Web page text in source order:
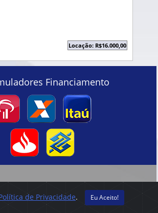
de Privacidade. Eu Aceito!
Locação: R$16.000,00
Financiamento
e informações anunciados.